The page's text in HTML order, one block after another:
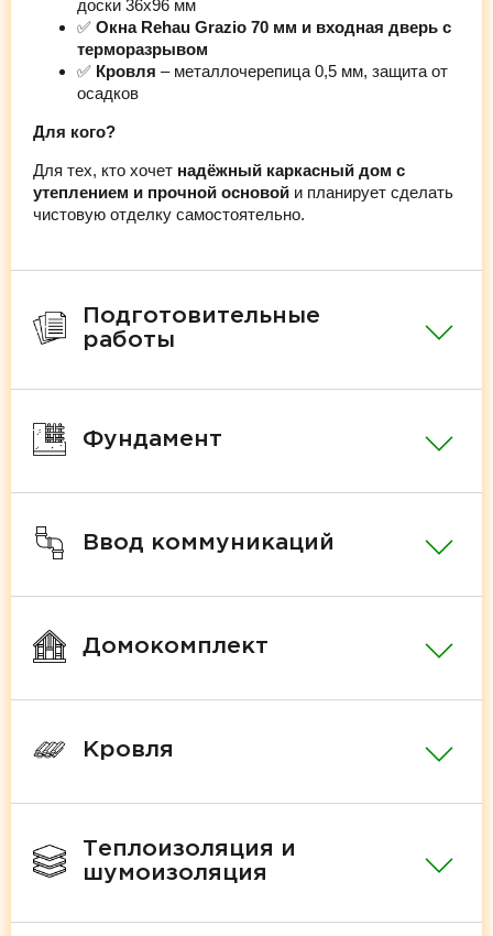
доски 36х96 мм
✅ Окна Rehau Grazio 70 мм и входная дверь с
терморазрывом
✅ Кровля – металлочерепица 0,5 мм, защита от
осадков
Для кого?
Для тех, кто хочет надёжный каркасный дом с
утеплением и прочной основой и планирует сделать
чистовую отделку самостоятельно.
Подготовительные
работы
Фундамент
Ввод коммуникаций
Домокомплект
Кровля
Теплоизоляция и
шумоизоляция